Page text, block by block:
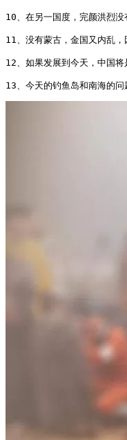
10、在另一国度，完颜洪烈
11、没有蒙古，金国又内乱
12、如果发展到今天，中国
13、今天的钓鱼岛和南海的